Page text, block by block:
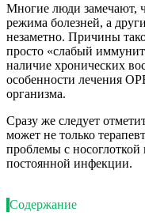
Многие люди замечают,
режима болезней, а
незаметно. Причины
просто «слабый
наличие хронических
особенности лечения
организма.
Сразу же следует
может не только
проблемы с носоглоткой
постоянной инфекции.
Содержание